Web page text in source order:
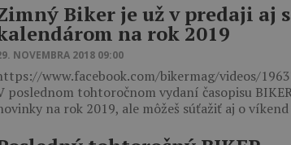
Biker je už v predaji aj s
na rok 2019
NOVEMBRA 2018 09:00
www.facebook.com/bikermag/videos/
poslednom tohtoročnom vydaní časopisu
na rok 2019, ale môžeš súťažiť aj o